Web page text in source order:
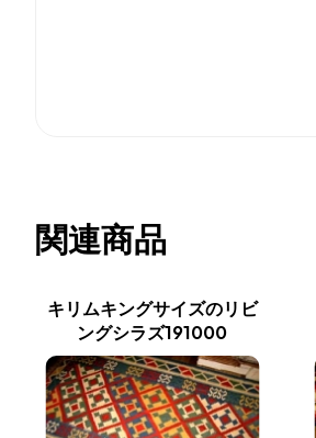
関連商品
キリムキングサイズのリビ
ングシラズ191000